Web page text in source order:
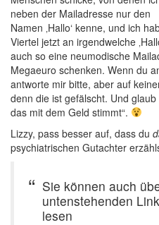
neben der Mailadresse nur den
Namen ‚Hallo‘ kenne, und ich
Viertel jetzt an irgendwelche
auch so eine neumodische
Megaeuro schenken. Wenn du
antworte mir bitte, aber auf
denn die ist gefälscht. Und
das mit dem Geld stimmt“.
Lizzy, pass besser auf, dass du
psychiatrischen Gutachter
Sie können auch
untenstehenden
lesen